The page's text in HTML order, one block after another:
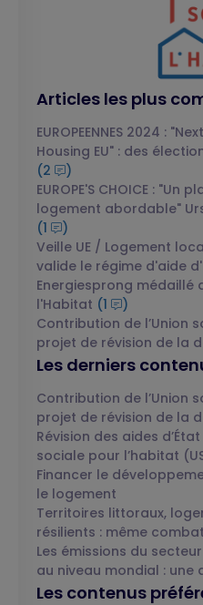
Articles les plus
EUROPEENNES 2024 :
Housing EU" : des
(2
)
EUROPE'S CHOICE :
logement abordable"
(1
)
Veille UE / Logement
valide le régime d'aide
Energiesprong médaillé
l'Habitat (1
)
Contribution de l’Union
projet de révision de la
Les derniers
Contribution de l’Union
projet de révision de la
Révision des aides
sociale pour l’habitat
Financer le
le logement
Territoires littoraux,
résilients : même combat
Les émissions du
au niveau mondial : une
Les contenus